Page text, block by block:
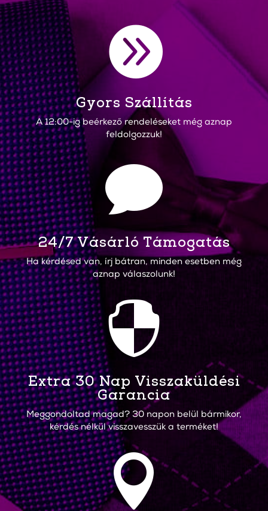

Gyors Szállítás
A 12:00-ig beérkező rendeléseket még aznap
feldolgozzuk!

24/7 Vásárló Támogatás
Ha kérdésed van, írj bátran, minden esetben még
aznap válaszolunk!

Extra 30 Nap Visszaküldési
Garancia
Meggondoltad magad? 30 napon belül bármikor,
kérdés nélkül visszavesszük a terméket!
